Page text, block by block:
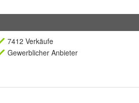
7412 Verkäufe
Gewerblicher Anbieter